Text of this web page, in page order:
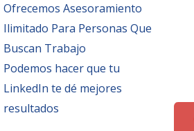
Ofrecemos Asesoramiento
Ilimitado Para Personas Que
Buscan Trabajo
Podemos hacer que tu
LinkedIn te dé mejores
resultados